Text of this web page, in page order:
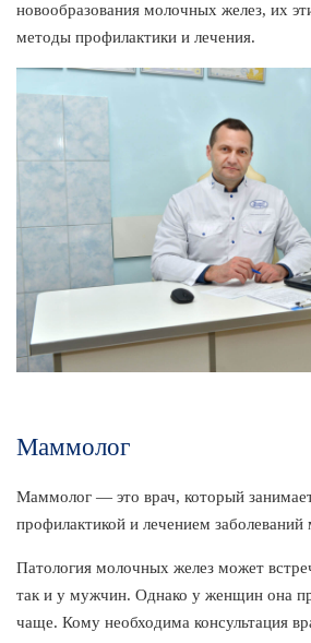
новообразования молочных желез, их
методы профилактики и лечения.
Маммолог
Маммолог — это врач, который
профилактикой и лечением
Патология молочных желез может
так и у мужчин. Однако у женщин она
чаще. Кому необходима консультация